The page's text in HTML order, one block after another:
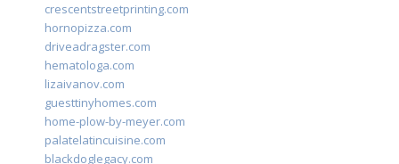
crescentstreetprinting.com
hornopizza.com
driveadragster.com
hematologa.com
lizaivanov.com
guesttinyhomes.com
home-plow-by-meyer.com
palatelatincuisine.com
blackdoglegacy.com